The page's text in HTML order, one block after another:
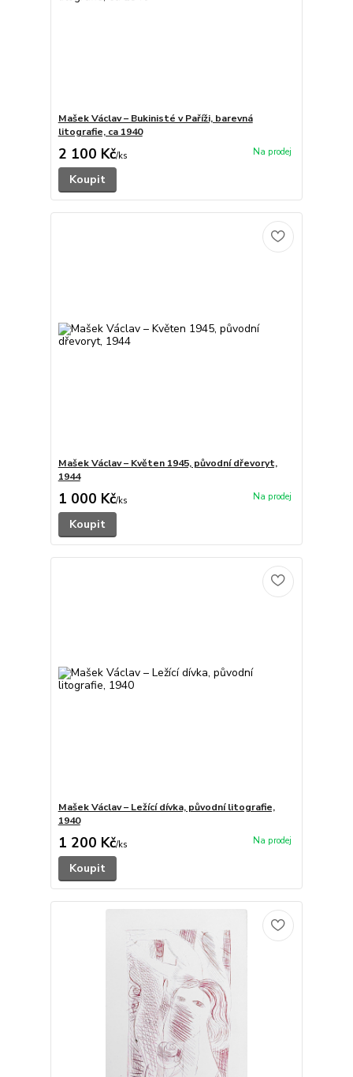
Mašek Václav – Bukinisté v Paříži, barevná
litografie, ca 1940
2 100 Kč/ks
Koupit
Mašek Václav – Květen 1945, původní dřevoryt,
1944
1 000 Kč/ks
Koupit
Mašek Václav – Ležící dívka, původní litografie,
1940
1 200 Kč/ks
Koupit